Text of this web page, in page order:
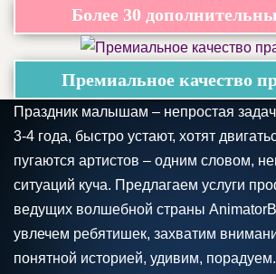
Более 30
Премиальное качество
Праздник малышам – непростая
3-4 года, быстро устают, хотят
пугаются артистов – одним словом,
ситуаций куча. Предлагаем услуги
ведущих волшебной страны
увлечем ребятишек, захватим
понятной историей, удивим,